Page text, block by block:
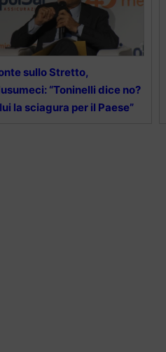
sullo Stretto,
“Toninelli dice no?
la sciagura per il Paese”